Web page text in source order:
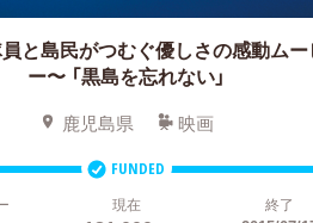
と島民がつむぐ優しさの感動ム
ー〜 「黒島を忘れない」
鹿児島県 映画
FUNDED
現在 終了